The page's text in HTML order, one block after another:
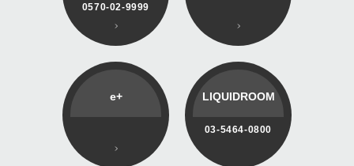
0570-02-9999
e+ LIQUIDROOM
03-5464-0800